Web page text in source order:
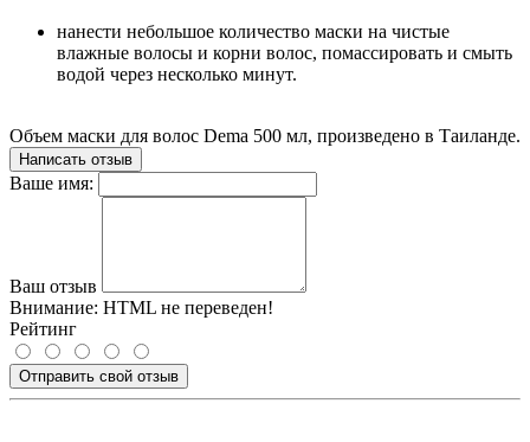
нанести небольшое количество маски на чистые
влажные волосы и корни волос, помассировать и смыть
водой через несколько минут.
Объем маски для волос Dema 500 мл, произведено в Таиланде.
Написать отзыв
Ваше имя:
Ваш отзыв
Внимание: HTML не переведен!
Рейтинг
Отправить свой отзыв